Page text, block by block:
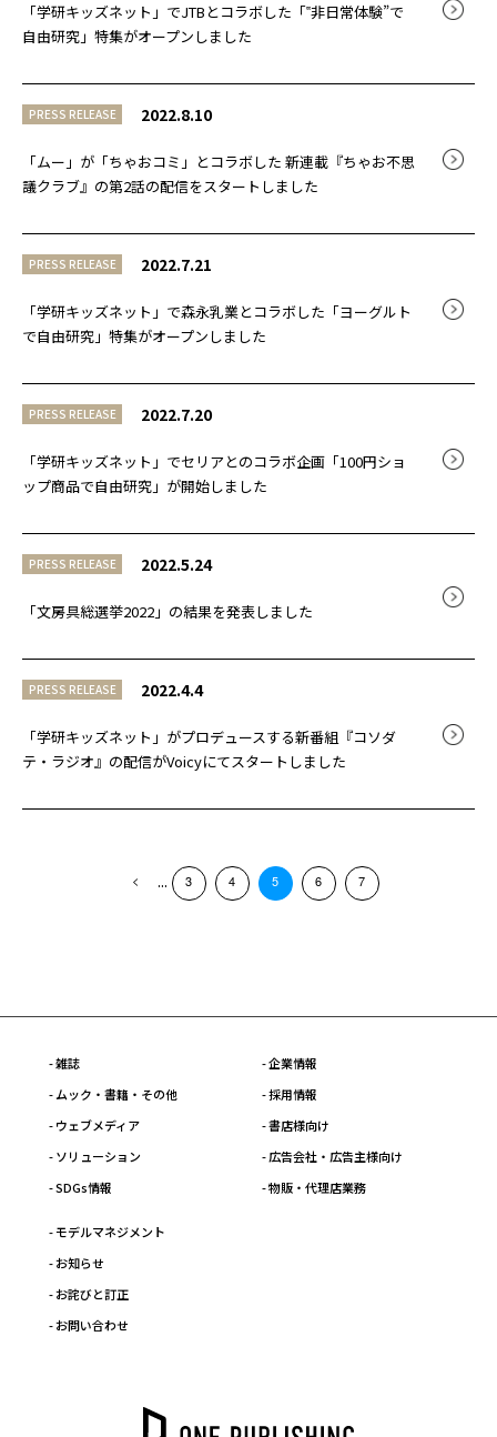
「学研キッズネット」でJTBとコラボした「‟非日常体験”で
自由研究」特集がオープンしました
PRESS RELEASE 2022.8.10
「ムー」が「ちゃおコミ」とコラボした 新連載『ちゃお不思
議クラブ』の第2話の配信をスタートしました
PRESS RELEASE 2022.7.21
「学研キッズネット」で森永乳業とコラボした「ヨーグルト
で自由研究」特集がオープンしました
PRESS RELEASE 2022.7.20
「学研キッズネット」でセリアとのコラボ企画「100円ショ
ップ商品で自由研究」が開始しました
PRESS RELEASE 2022.5.24
「文房具総選挙2022」の結果を発表しました
PRESS RELEASE 2022.4.4
「学研キッズネット」がプロデュースする新番組『コソダ
テ・ラジオ』の配信がVoicyにてスタートしました
... 3 4 5 6 7
- 雑誌
- ムック・書籍・その他
- ウェブメディア
- ソリューション
- SDGs情報
- 企業情報
- 採用情報
- 書店様向け
- 広告会社・広告主様向け
- 物販・代理店業務
- モデルマネジメント
- お知らせ
- お詫びと訂正
- お問い合わせ